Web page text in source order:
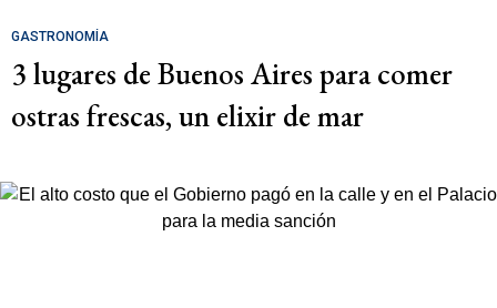
GASTRONOMÍA
3 lugares de Buenos Aires para comer
ostras frescas, un elixir de mar